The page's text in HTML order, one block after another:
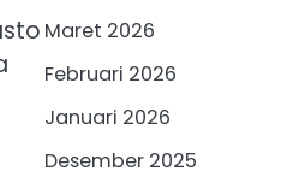
Maret 2026
Februari 2026
Januari 2026
Desember 2025